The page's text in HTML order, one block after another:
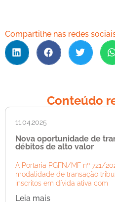
Compartilhe nas redes
Conteúdo
11.04.2025
Nova oportunidade de
débitos de alto valor
A Portaria PGFN/MF nº 721/
modalidade de transação
inscritos em dívida ativa com
Leia mais